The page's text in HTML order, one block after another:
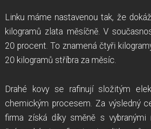
Linku máme nastavenou tak, že
kilogramů zlata měsíčně. V
20 procent. To znamená čtyři
20 kilogramů stříbra za měsíc.
Drahé kovy se rafinují složitým
chemickým procesem. Za výsledný
firma získá díky směně s vybranými